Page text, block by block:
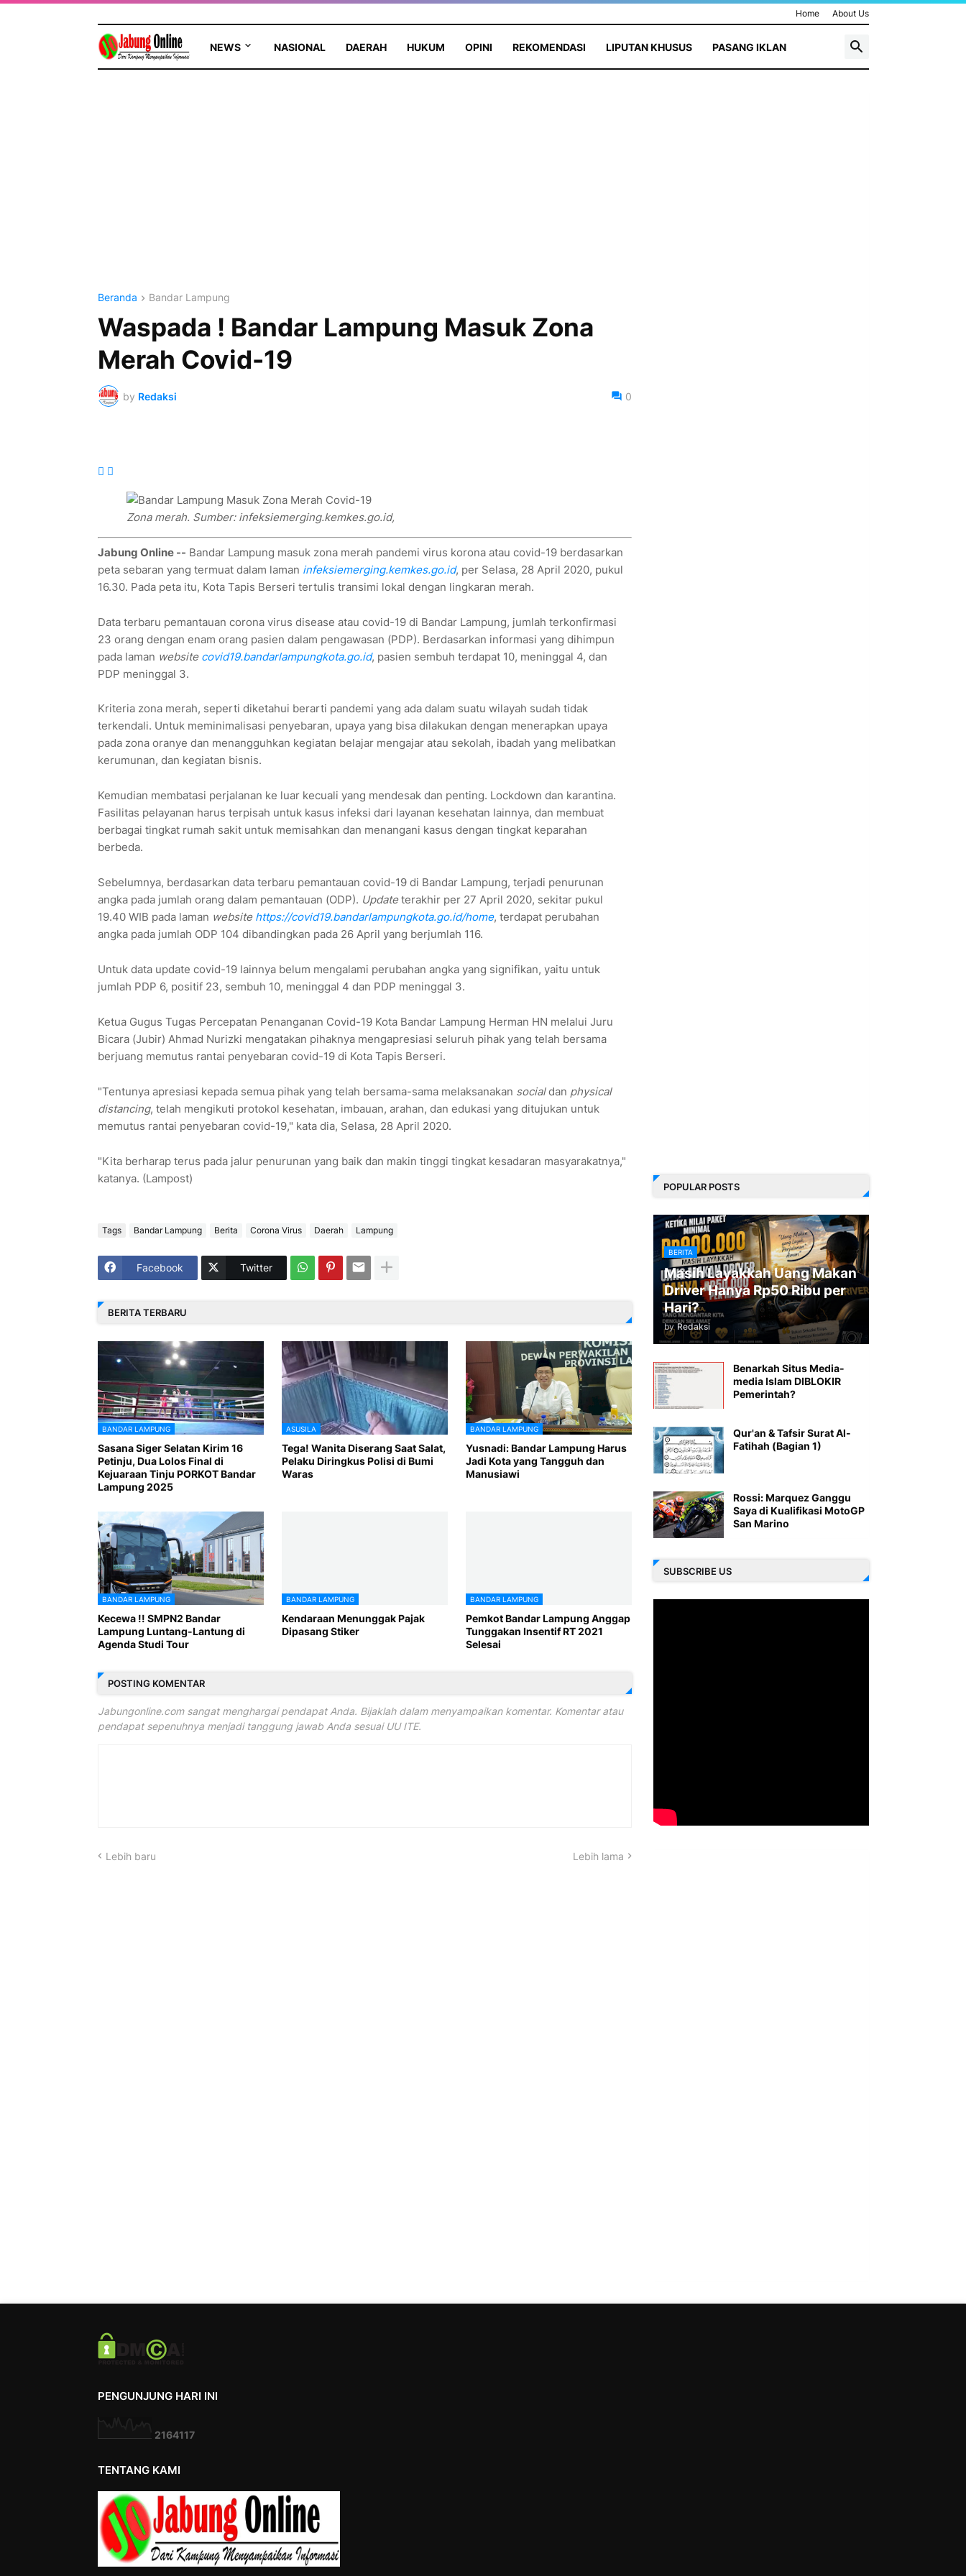
Home About Us
NEWS NASIONAL DAERAH HUKUM OPINI REKOMENDASI LIPUTAN KHUSUS PASANG IKLAN
Beranda Bandar Lampung
Waspada ! Bandar Lampung Masuk Zona
Merah Covid-19
by Redaksi 0
Zona merah. Sumber: infeksiemerging.kemkes.go.id,
Jabung Online -- Bandar Lampung masuk zona merah pandemi virus korona atau covid-19 berdasarkan
peta sebaran yang termuat dalam laman infeksiemerging.kemkes.go.id, per Selasa, 28 April 2020, pukul
16.30. Pada peta itu, Kota Tapis Berseri tertulis transimi lokal dengan lingkaran merah.
Data terbaru pemantauan corona virus disease atau covid-19 di Bandar Lampung, jumlah terkonfirmasi
23 orang dengan enam orang pasien dalam pengawasan (PDP). Berdasarkan informasi yang dihimpun
pada laman website covid19.bandarlampungkota.go.id, pasien sembuh terdapat 10, meninggal 4, dan
PDP meninggal 3.
Kriteria zona merah, seperti diketahui berarti pandemi yang ada dalam suatu wilayah sudah tidak
terkendali. Untuk meminimalisasi penyebaran, upaya yang bisa dilakukan dengan menerapkan upaya
pada zona oranye dan menangguhkan kegiatan belajar mengajar atau sekolah, ibadah yang melibatkan
kerumunan, dan kegiatan bisnis.
Kemudian membatasi perjalanan ke luar kecuali yang mendesak dan penting. Lockdown dan karantina.
Fasilitas pelayanan harus terpisah untuk kasus infeksi dari layanan kesehatan lainnya, dan membuat
berbagai tingkat rumah sakit untuk memisahkan dan menangani kasus dengan tingkat keparahan
berbeda.
Sebelumnya, berdasarkan data terbaru pemantauan covid-19 di Bandar Lampung, terjadi penurunan
angka pada jumlah orang dalam pemantauan (ODP). Updateterakhir per 27 April 2020, sekitar pukul
19.40 WIB pada laman website https://covid19.bandarlampungkota.go.id/home, terdapat perubahan
angka pada jumlah ODP 104 dibandingkan pada 26 April yang berjumlah 116.
Untuk data update covid-19 lainnya belum mengalami perubahan angka yang signifikan, yaitu untuk
jumlah PDP 6, positif 23, sembuh 10, meninggal 4 dan PDP meninggal 3.
Ketua Gugus Tugas Percepatan Penanganan Covid-19 Kota Bandar Lampung Herman HN melalui Juru
Bicara (Jubir) Ahmad Nurizki mengatakan pihaknya mengapresiasi seluruh pihak yang telah bersama
berjuang memutus rantai penyebaran covid-19 di Kota Tapis Berseri.
"Tentunya apresiasi kepada semua pihak yang telah bersama-sama melaksanakan socialdan physical
distancing, telah mengikuti protokol kesehatan, imbauan, arahan, dan edukasi yang ditujukan untuk
memutus rantai penyebaran covid-19," kata dia, Selasa, 28 April 2020.
"Kita berharap terus pada jalur penurunan yang baik dan makin tinggi tingkat kesadaran masyarakatnya,"
katanya. (Lampost)
Tags Bandar Lampung Berita Corona Virus Daerah Lampung
Facebook Twitter
BERITA TERBARU
BANDAR LAMPUNG
Sasana Siger Selatan Kirim 16
Petinju, Dua Lolos Final di
Kejuaraan Tinju PORKOT Bandar
Lampung 2025
ASUSILA
Tega! Wanita Diserang Saat Salat,
Pelaku Diringkus Polisi di Bumi
Waras
BANDAR LAMPUNG
Yusnadi: Bandar Lampung Harus
Jadi Kota yang Tangguh dan
Manusiawi
BANDAR LAMPUNG
Kecewa !! SMPN2 Bandar
Lampung Luntang-Lantung di
Agenda Studi Tour
BANDAR LAMPUNG
Kendaraan Menunggak Pajak
Dipasang Stiker
BANDAR LAMPUNG
Pemkot Bandar Lampung Anggap
Tunggakan Insentif RT 2021
Selesai
POSTING KOMENTAR
Jabungonline.com sangat menghargai pendapat Anda. Bijaklah dalam menyampaikan komentar. Komentar atau
pendapat sepenuhnya menjadi tanggung jawab Anda sesuai UU ITE.
Lebih baru Lebih lama
POPULAR POSTS
BERITA
Masih Layakkah Uang Makan
Driver Hanya Rp50 Ribu per
Hari?
by Redaksi
Benarkah Situs Media-
media Islam DIBLOKIR
Pemerintah?
Qur'an & Tafsir Surat Al-
Fatihah (Bagian 1)
Rossi: Marquez Ganggu
Saya di Kualifikasi MotoGP
San Marino
SUBSCRIBE US
PENGUNJUNG HARI INI
2164117
TENTANG KAMI